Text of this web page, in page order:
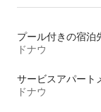
プール付きの宿泊
ドナウ
ドナウ